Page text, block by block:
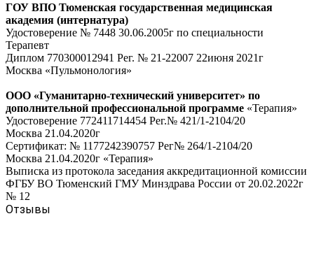
ГОУ ВПО Тюменская государственная медицинская
академия (интернатура)
Удостоверение № 7448 30.06.2005г по специальности
Терапевт
Диплом 770300012941 Рег. № 21-22007 22июня 2021г
Москва «Пульмонология»
ООО «Гуманитарно-технический университет» по
дополнительной профессиональной программе «Терапия»
Удостоверение 772411714454 Рег.№ 421/1-2104/20
Москва 21.04.2020г
Сертификат: № 1177242390757 Рег№ 264/1-2104/20
Москва 21.04.2020г «Терапия»
Выписка из протокола заседания аккредитационной комиссии
ФГБУ ВО Тюменский ГМУ Минздрава России от 20.02.2022г
№ 12
Отзывы